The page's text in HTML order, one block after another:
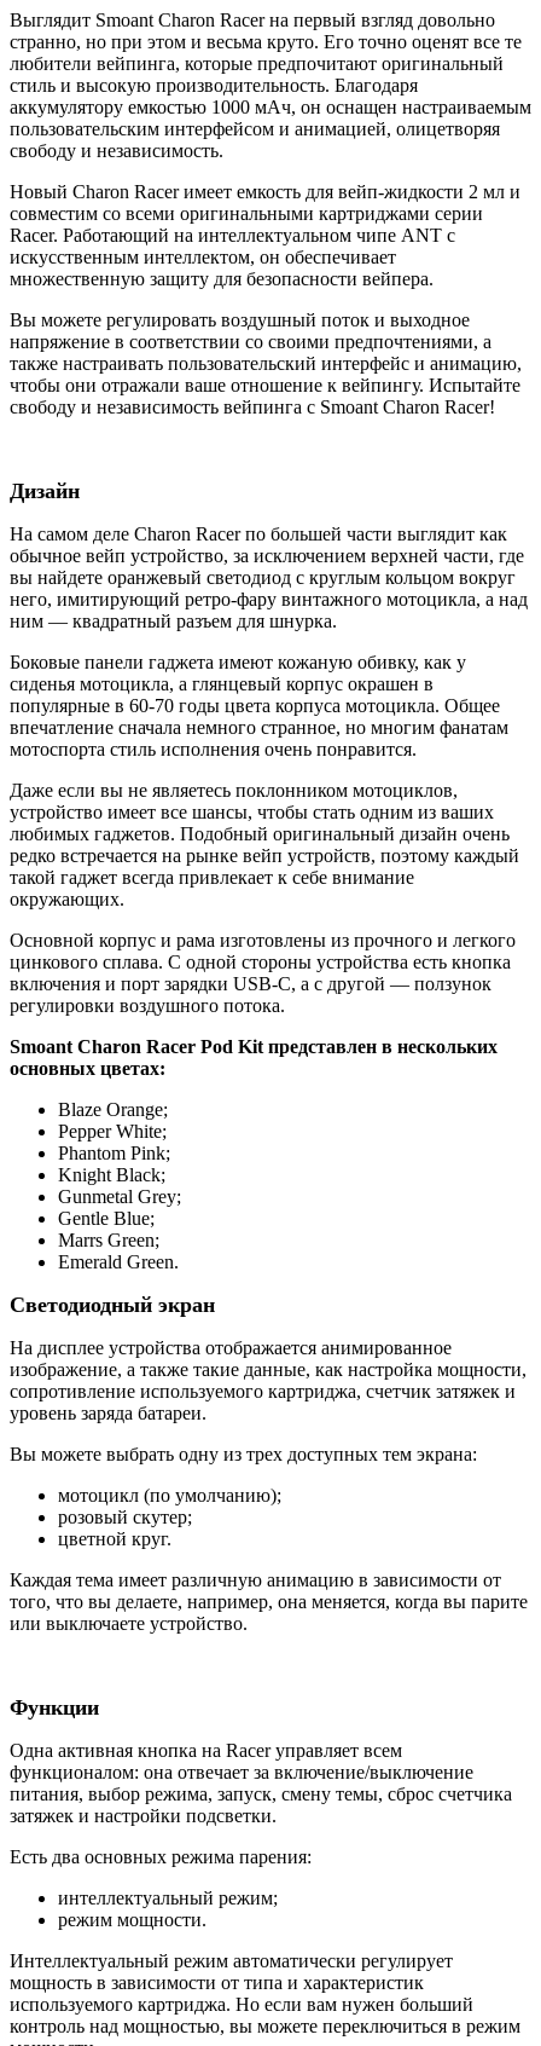
Выглядит Smoant Charon Racer на первый взгляд довольно
странно, но при этом и весьма круто. Его точно оценят все те
любители вейпинга, которые предпочитают оригинальный
стиль и высокую производительность. Благодаря
аккумулятору емкостью 1000 мАч, он оснащен настраиваемым
пользовательским интерфейсом и анимацией, олицетворяя
свободу и независимость.
Новый Charon Racer имеет емкость для вейп-жидкости 2 мл и
совместим со всеми оригинальными картриджами серии
Racer. Работающий на интеллектуальном чипе ANT с
искусственным интеллектом, он обеспечивает
множественную защиту для безопасности вейпера.
Вы можете регулировать воздушный поток и выходное
напряжение в соответствии со своими предпочтениями, а
также настраивать пользовательский интерфейс и анимацию,
чтобы они отражали ваше отношение к вейпингу. Испытайте
свободу и независимость вейпинга с Smoant Charon Racer!
Дизайн
На самом деле Charon Racer по большей части выглядит как
обычное вейп устройство, за исключением верхней части, где
вы найдете оранжевый светодиод с круглым кольцом вокруг
него, имитирующий ретро-фару винтажного мотоцикла, а над
ним — квадратный разъем для шнурка.
Боковые панели гаджета имеют кожаную обивку, как у
сиденья мотоцикла, а глянцевый корпус окрашен в
популярные в 60-70 годы цвета корпуса мотоцикла. Общее
впечатление сначала немного странное, но многим фанатам
мотоспорта стиль исполнения очень понравится.
Даже если вы не являетесь поклонником мотоциклов,
устройство имеет все шансы, чтобы стать одним из ваших
любимых гаджетов. Подобный оригинальный дизайн очень
редко встречается на рынке вейп устройств, поэтому каждый
такой гаджет всегда привлекает к себе внимание
окружающих.
Основной корпус и рама изготовлены ​​из прочного и легкого
цинкового сплава. С одной стороны устройства есть кнопка
включения и порт зарядки USB-C, а с другой — ползунок
регулировки воздушного потока.
Smoant Charon Racer Pod Kit представлен в нескольких
основных цветах:
Blaze Orange;
Pepper White;
Phantom Pink;
Knight Black;
Gunmetal Grey;
Gentle Blue;
Marrs Green;
Emerald Green.
Светодиодный экран
На дисплее устройства отображается анимированное
изображение, а также такие данные, как настройка мощности,
сопротивление используемого картриджа, счетчик затяжек и
уровень заряда батареи.
Вы можете выбрать одну из трех доступных тем экрана:
мотоцикл (по умолчанию);
розовый скутер;
цветной круг.
Каждая тема имеет различную анимацию в зависимости от
того, что вы делаете, например, она меняется, когда вы парите
или выключаете устройство.
Функции
Одна активная кнопка на Racer управляет всем
функционалом: она отвечает за включение/выключение
питания, выбор режима, запуск, смену темы, сброс счетчика
затяжек и настройки подсветки.
Есть два основных режима парения:
интеллектуальный режим;
режим мощности.
Интеллектуальный режим автоматически регулирует
мощность в зависимости от типа и характеристик
используемого картриджа. Но если вам нужен больший
контроль над мощностью, вы можете переключиться в режим